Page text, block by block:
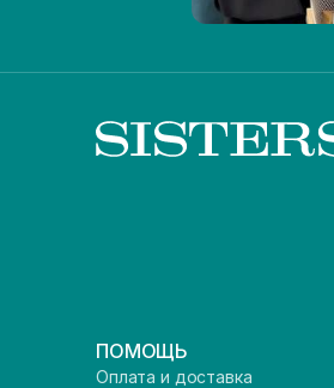
ПОМОЩЬ
Оплата и доставка